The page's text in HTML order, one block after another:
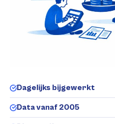
Dagelijks bijgewerkt
Data vanaf 2005